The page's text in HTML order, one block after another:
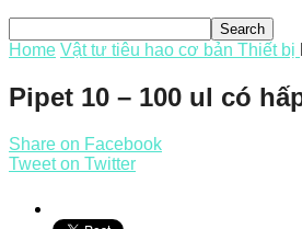
Home Vật tư tiêu hao cơ bản Thiết bị
Pipet 10 – 100 ul có
Share on Facebook
Tweet on Twitter